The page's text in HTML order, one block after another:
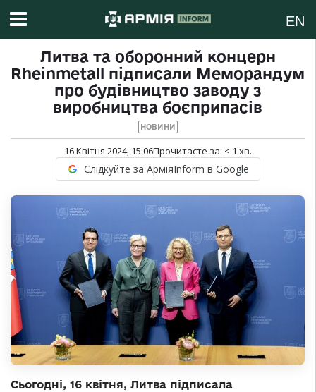
EN
Литва та оборонний концерн
Rheinmetall підписали Меморандум
про будівництво заводу з
виробництва боєприпасів
НОВИНИ
16 Квітня 2024, 15:06Прочитаєте за: < 1 хв.
Слідкуйте за АрміяInform в Google
Сьогодні, 16 квітня, Литва підписала